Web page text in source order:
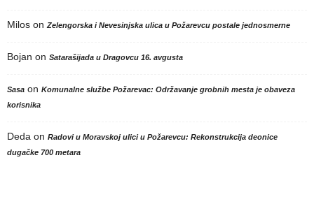
Milos on Zelengorska i Nevesinjska ulica u Požarevcu postale jednosmerne
Bojan on Satarašijada u Dragovcu 16. avgusta
Sasa on Komunalne službe Požarevac: Održavanje grobnih mesta je obaveza
korisnika
Deda on Radovi u Moravskoj ulici u Požarevcu: Rekonstrukcija deonice
dugačke 700 metara